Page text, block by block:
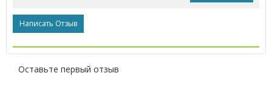
Написать Отзыв
Оставьте первый отзыв